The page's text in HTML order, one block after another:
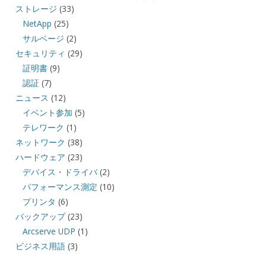
ストレージ (33)
NetApp (25)
サルベージ (2)
セキュリティ (29)
証明書 (9)
認証 (7)
ニュース (12)
イベント参加 (5)
テレワーク (1)
ネットワーク (38)
ハードウェア (23)
デバイス・ドライバ(2)
パフォーマンス測定 (10)
プリンタ (6)
バックアップ(23)
Arcserve UDP (1)
ビジネス用語(3)